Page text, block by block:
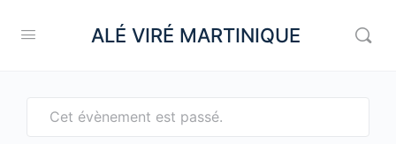
ALÉ VIRÉ MARTINIQUE
Cet évènement est passé.